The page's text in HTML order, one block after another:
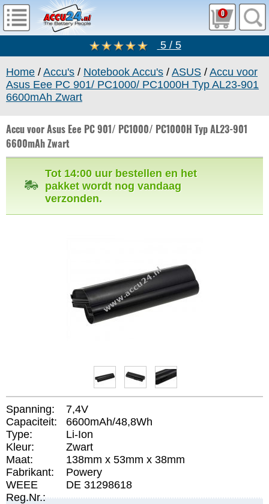
0
5 / 5
Home / Accu's / Notebook Accu's / ASUS / Accu voor
Asus Eee PC 901/ PC1000/ PC1000H Typ AL23-901
6600mAh Zwart
Accu voor Asus Eee PC 901/ PC1000/ PC1000H Typ AL23-901
6600mAh Zwart
Tot 14:00 uur bestellen en het
pakket wordt nog vandaag
verzonden.
Spanning:
7,4V
Capaciteit:
6600mAh/48,8Wh
Type:
Li-Ion
Kleur:
Zwart
Maat:
138mm x 53mm x 38mm
Fabrikant:
Powery
WEEE
Reg.Nr.:
DE 31298618